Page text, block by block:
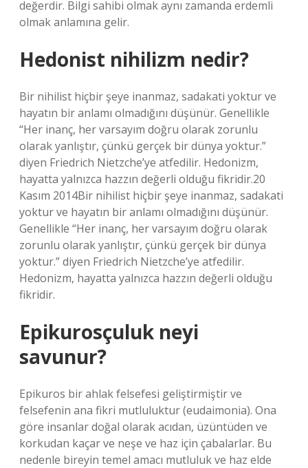
değerdir. Bilgi sahibi olmak aynı zamanda erdemli
olmak anlamına gelir.
Hedonist nihilizm nedir?
Bir nihilist hiçbir şeye inanmaz, sadakati yoktur ve
hayatın bir anlamı olmadığını düşünür. Genellikle
“Her inanç, her varsayım doğru olarak zorunlu
olarak yanlıştır, çünkü gerçek bir dünya yoktur.”
diyen Friedrich Nietzche’ye atfedilir. Hedonizm,
hayatta yalnızca hazzın değerli olduğu fikridir.20
Kasım 2014Bir nihilist hiçbir şeye inanmaz, sadakati
yoktur ve hayatın bir anlamı olmadığını düşünür.
Genellikle “Her inanç, her varsayım doğru olarak
zorunlu olarak yanlıştır, çünkü gerçek bir dünya
yoktur.” diyen Friedrich Nietzche’ye atfedilir.
Hedonizm, hayatta yalnızca hazzın değerli olduğu
fikridir.
Epikurosçuluk neyi
savunur?
Epikuros bir ahlak felsefesi geliştirmiştir ve
felsefenin ana fikri mutluluktur (eudaimonia). Ona
göre insanlar doğal olarak acıdan, üzüntüden ve
korkudan kaçar ve neşe ve haz için çabalarlar. Bu
nedenle bireyin temel amacı mutluluk ve haz elde